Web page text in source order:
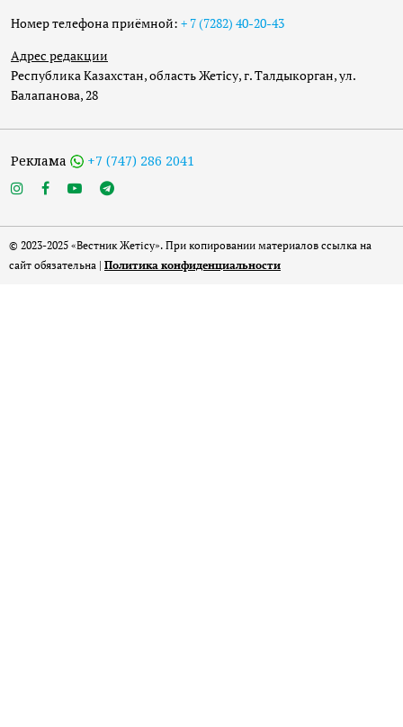
Номер телефона приёмной: + 7 (7282) 40-20-43
Адрес редакции
Республика Казахстан, область Жетісу, г. Талдыкорган, ул.
Балапанова, 28
Реклама +7 (747) 286 2041
© 2023-2025 «Вестник Жетісу». При копировании материалов ссылка на
сайт обязательна | Политика конфиденциальности